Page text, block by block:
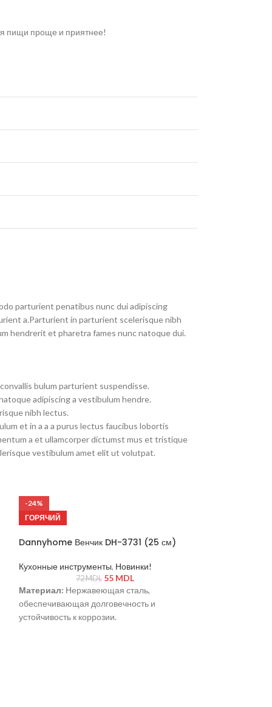
пищи проще и приятнее!
parturient penatibus nunc dui adipiscing
a.Parturient in parturient scelerisque nibh
hendrerit et pharetra fames nunc natoque dui.
bulum parturient suspendisse.
adipiscing a vestibulum hendre.
nibh lectus.
et in a a a purus lectus faucibus lobortis
a et ullamcorper dictumst mus et tristique
vestibulum amet elit ut volutpat.
-24%
ГОРЯЧИЙ
Dannyhome Венчик DH-3731 (25 см)
Кухонные инструменты, Новинки!
72MDL 55 MDL
Материал: Нержавеющая сталь,
обеспечивающая долговечность и
устойчивость к коррозии.